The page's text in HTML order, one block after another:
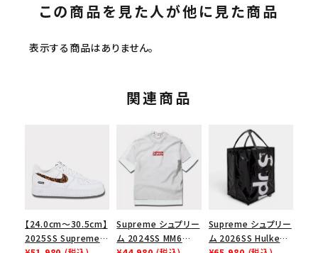
この商品を見た人が他に見た商品
表示する商品はありません。
関連商品
【24.0cm～30.5cm】
2025SS Supreme
Supreme シュプリー
ム 2024SS MM6
Supreme シュプリー
ム 2026SS Hulken